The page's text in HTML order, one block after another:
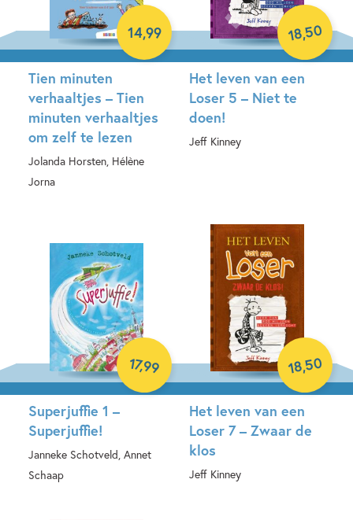
Tien minuten
verhaaltjes – Tien
minuten verhaaltjes
om zelf te lezen
Jolanda Horsten, Hélène
Jorna
14,99
Het leven van een
Loser 5 – Niet te
doen!
Jeff Kinney
18,50
Superjuffie 1 –
Superjuffie!
Janneke Schotveld, Annet
Schaap
17,99
Het leven van een
Loser 7 – Zwaar de
klos
Jeff Kinney
18,50